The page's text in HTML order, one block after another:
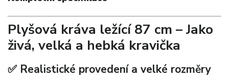
Plyšová kráva ležící 87 cm – Jako
živá, velká a hebká kravička
✅ Realistické provedení a velké rozměry